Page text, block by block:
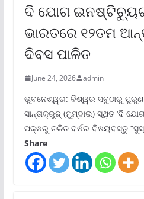
ଦି ଯୋଗ
ଭାରତରେ ୧୨ତମ
ଦିବସ ପାଳିତ
June 24, 2026 admin
ଭୁବନେଶ୍ୱର: ବିଶ୍ୱର ସବୁଠାରୁ
ସାନ୍ତାକ୍ରୁଜ୍ (ମୁମ୍ବାଇ) ସ୍ଥିତ ‘ଦି
ପକ୍ଷରୁ ଚଳିତ ବର୍ଷର ବିଷୟବସ୍ତୁ
Share